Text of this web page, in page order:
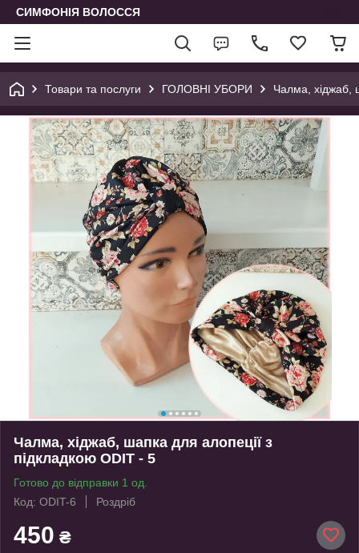
СИМФОНІЯ ВОЛОССЯ
Товари та послуги ГОЛОВНІ УБОРИ Чалма, хіджаб,
Чалма, хіджаб, шапка для алопеції з
підкладкою ODIT - 5
Готово до відправки 1 од.
Код: ODIT-6
Роздріб
450 ₴